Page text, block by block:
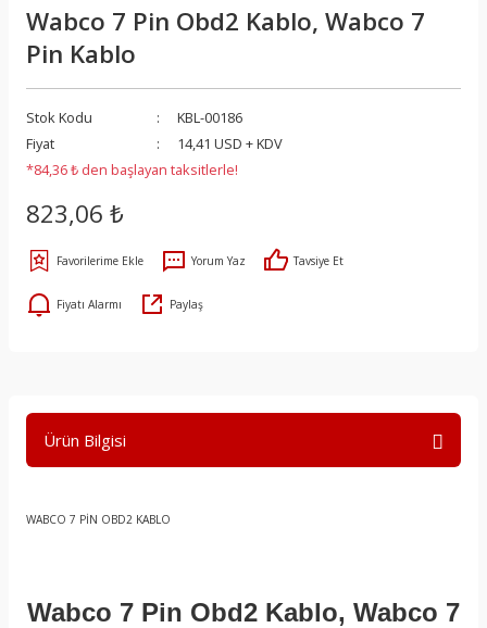
Wabco 7 Pin Obd2 Kablo, Wabco 7
Pin Kablo
Stok Kodu
KBL-00186
Fiyat
14,41 USD + KDV
*84,36 ₺ den başlayan taksitlerle!
823,06 ₺
Yorum Yaz Tavsiye Et
Fiyatı Alarmı Paylaş
Ürün Bilgisi
WABCO 7 PİN OBD2 KABLO
Wabco 7 Pin Obd2 Kablo, Wabco 7